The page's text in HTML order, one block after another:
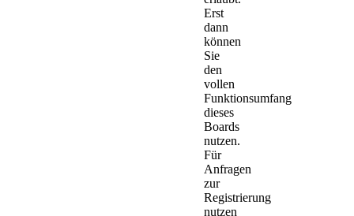
Erst
dann
können
Sie
den
vollen
Funktionsumfang
dieses
Boards
nutzen.
Für
Anfragen
zur
Registrierung
nutzen